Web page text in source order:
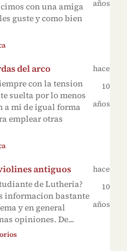
con una amiga
guste y como bien
años
del arco
con la tension
suelta por lo menos
a mi de igual forma
emplear otras
hace
10
años
antiguos
de Lutheria?
informacion bastante
y en general
opiniones. De...
hace
10
años